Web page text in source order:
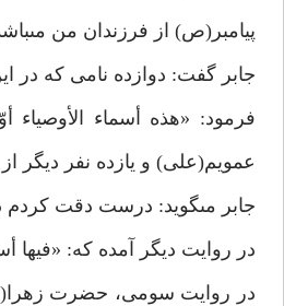
پيامبر(ص) از فرزندان من
جابر گفت: دوازده نامى كه در
فرمود: «هذه أسماء الأوصياء
عمويم(على) و يازده نفر
جابر مى‏گويد: درست دقت كردم
در روايت ديگر آمده كه: «فيها أسماء الأئمّة من ولدى؛(9) در
در روايت سومى، حضرت